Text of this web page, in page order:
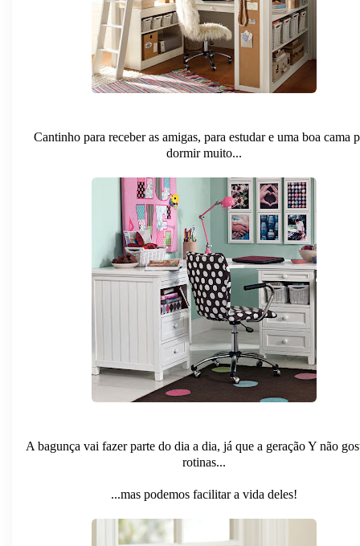
Cantinho para receber as amigas, para estudar e uma boa cama
dormir muito...
A bagunça vai fazer parte do dia a dia, já que a geração Y não
rotinas...
...mas podemos facilitar a vida deles!